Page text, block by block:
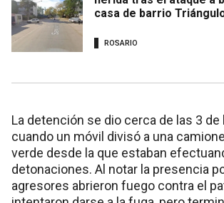
casa de barrio
ROSARIO
La detención se dio cerca de las 3 de
cuando un móvil divisó a una
verde desde la que estaban
detonaciones. Al notar la presencia
agresores abrieron fuego contra el